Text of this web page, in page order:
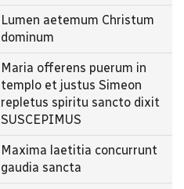
Lumen aetemum Christum
dominum
Maria offerens puerum in
templo et justus Simeon
repletus spiritu sancto dixit
SUSCEPIMUS
Maxima laetitia concurrunt
gaudia sancta